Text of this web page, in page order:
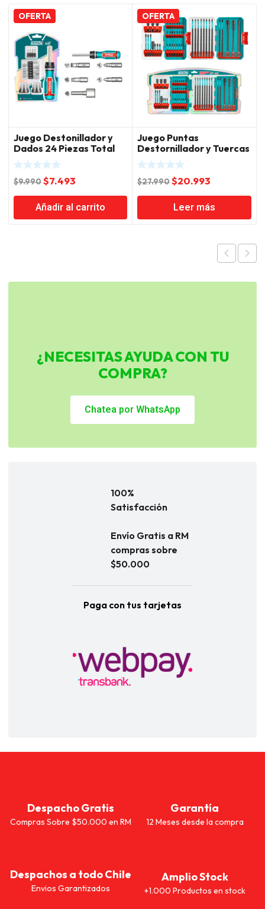
OFERTA
Juego Destonillador y
Dados 24 Piezas Total
$9.990El
precio
original
era:
$7.493
precio
actual
es:
Añadir al carrito
OFERTA
Juego Puntas
Destornillador y Tuercas
44 Piezas tota
$27.990El
precio
original
era:
$20.993
precio
actual
es:
Leer más
¿NECESITAS AYUDA CON TU
COMPRA?
Chatea por WhatsApp
100%
Satisfacción
Envío Gratis a RM
compras sobre
$50.000
Paga con tus tarjetas
Despacho Gratis
Compras Sobre $50.000 en RM
Garantía
12 Meses desde la compra
Despachos a todo Chile
Envios Garantizados
Amplio Stock
+1.000 Productos en stock